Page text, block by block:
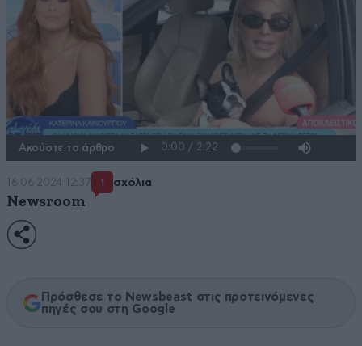
Ακούστε το άρθρο
16·06·2024 12:37 1 σχόλια
Newsroom
Πρόσθεσε το Newsbeast στις προτεινόμενες
πηγές σου στη Google